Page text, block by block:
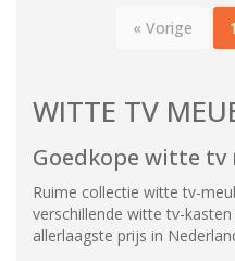
« Vorige 1
WITTE TV
Goedkope witte tv
Ruime collectie witte tv-
verschillende witte tv-
allerlaagste prijs in